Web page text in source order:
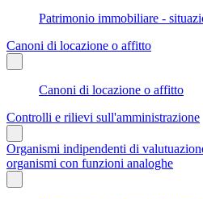
Patrimonio immobiliare -
Canoni di locazione o affitto
Canoni di locazione o affitto
Controlli e rilievi sull'amministrazione
Organismi indipendenti di
organismi con funzioni analoghe